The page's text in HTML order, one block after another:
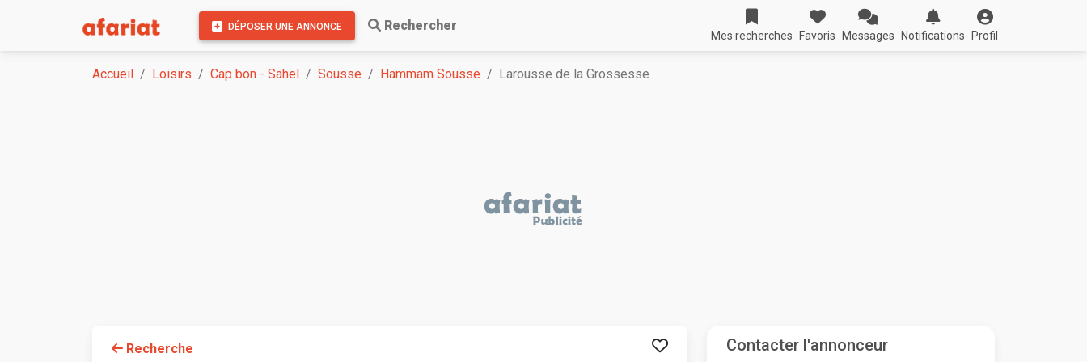
DÉPOSER UNE ANNONCE Rechercher
Mes recherches Favoris Messages Notifications Profil
Accueil Loisirs Cap bon - Sahel Sousse Hammam Sousse Larousse de la Grossesse
Recherche Contacter l'annonceur